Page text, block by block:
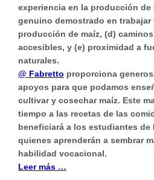
experiencia en la producción de
genuino demostrado en trabajar
producción de maíz, (d)
accesibles, y (e) proximidad a
naturales.
@ Fabretto proporciona
apoyos para que podamos
cultivar y cosechar maíz. Este
tiempo a las recetas de las
beneficiará a los estudiantes de
quienes aprenderán a sembrar
habilidad vocacional.
Leer más …